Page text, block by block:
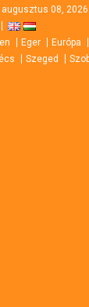
08, 2026
Eger Európa
Szeged